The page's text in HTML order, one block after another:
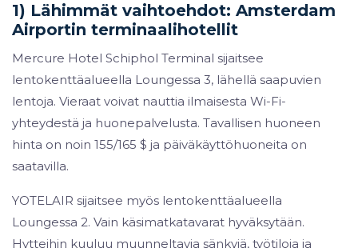
1) Lähimmät vaihtoehdot: Amsterdam
Airportin terminaalihotellit
Mercure Hotel Schiphol Terminal sijaitsee
lentokenttäalueella Loungessa 3, lähellä saapuvien
lentoja. Vieraat voivat nauttia ilmaisesta Wi-Fi-
yhteydestä ja huonepalvelusta. Tavallisen huoneen
hinta on noin 155/165 $ ja päiväkäyttöhuoneita on
saatavilla.
YOTELAIR sijaitsee myös lentokenttäalueella
Loungessa 2. Vain käsimatkatavarat hyväksytään.
Hytteihin kuuluu muunneltavia sänkyjä, työtiloja ja